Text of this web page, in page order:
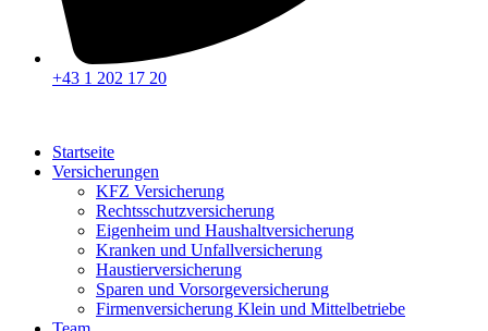
+43 1 202 17 20
Startseite
Versicherungen
KFZ Versicherung
Rechtsschutzversicherung
Eigenheim und Haushaltversicherung
Kranken und Unfallversicherung
Haustierversicherung
Sparen und Vorsorgeversicherung
Firmenversicherung Klein und Mittelbetriebe